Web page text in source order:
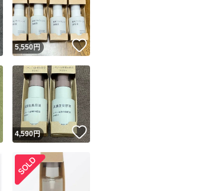
いいね！
5,550円 いいね！
いいね！
4,590円 いいね！